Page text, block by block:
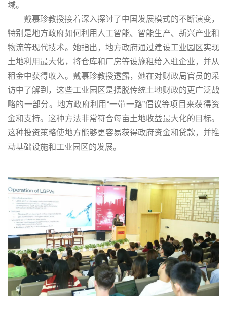
域。
戴慕珍教授接着深入探讨了中国发展模式的不断演变，
特别是地方政府如何利用人工智能、智能生产、新兴产业和
物流等现代技术。她指出，地方政府通过建设工业园区实现
土地利用最大化，将仓库和厂房等设施租给入驻企业，并从
租金中获得收入。戴慕珍教授透露，她在对财政局官员的采
访中了解到，这些工业园区是摆脱传统土地财政的更广泛战
略的一部分。地方政府利用“一带一路”倡议等项目来获得资
金和支持。这种方法非常符合每亩土地收益最大化的目标。
这种投资策略使地方能够更容易获得政府资金和贷款，并推
动基础设施和工业园区的发展。